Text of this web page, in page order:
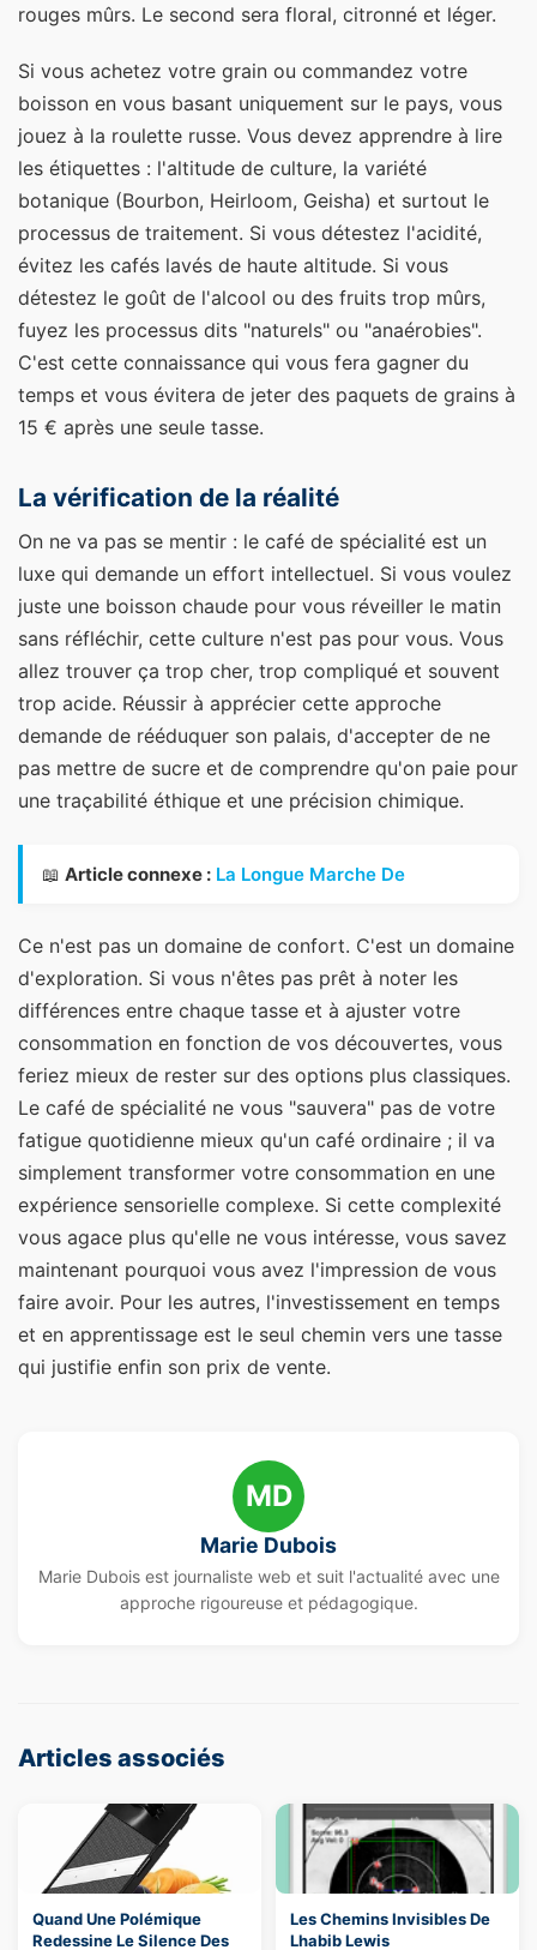
rouges mûrs. Le second sera floral, citronné et léger.
Si vous achetez votre grain ou commandez votre
boisson en vous basant uniquement sur le pays, vous
jouez à la roulette russe. Vous devez apprendre à lire
les étiquettes : l'altitude de culture, la variété
botanique (Bourbon, Heirloom, Geisha) et surtout le
processus de traitement. Si vous détestez l'acidité,
évitez les cafés lavés de haute altitude. Si vous
détestez le goût de l'alcool ou des fruits trop mûrs,
fuyez les processus dits "naturels" ou "anaérobies".
C'est cette connaissance qui vous fera gagner du
temps et vous évitera de jeter des paquets de grains à
15 € après une seule tasse.
La vérification de la réalité
On ne va pas se mentir : le café de spécialité est un
luxe qui demande un effort intellectuel. Si vous voulez
juste une boisson chaude pour vous réveiller le matin
sans réfléchir, cette culture n'est pas pour vous. Vous
allez trouver ça trop cher, trop compliqué et souvent
trop acide. Réussir à apprécier cette approche
demande de rééduquer son palais, d'accepter de ne
pas mettre de sucre et de comprendre qu'on paie pour
une traçabilité éthique et une précision chimique.
📖 Article connexe : La Longue Marche De
Ce n'est pas un domaine de confort. C'est un domaine
d'exploration. Si vous n'êtes pas prêt à noter les
différences entre chaque tasse et à ajuster votre
consommation en fonction de vos découvertes, vous
feriez mieux de rester sur des options plus classiques.
Le café de spécialité ne vous "sauvera" pas de votre
fatigue quotidienne mieux qu'un café ordinaire ; il va
simplement transformer votre consommation en une
expérience sensorielle complexe. Si cette complexité
vous agace plus qu'elle ne vous intéresse, vous savez
maintenant pourquoi vous avez l'impression de vous
faire avoir. Pour les autres, l'investissement en temps
et en apprentissage est le seul chemin vers une tasse
qui justifie enfin son prix de vente.
MD
Marie Dubois
Marie Dubois est journaliste web et suit l'actualité avec une
approche rigoureuse et pédagogique.
Articles associés
Quand Une Polémique
Redessine Le Silence Des
Les Chemins Invisibles De
Lhabib Lewis